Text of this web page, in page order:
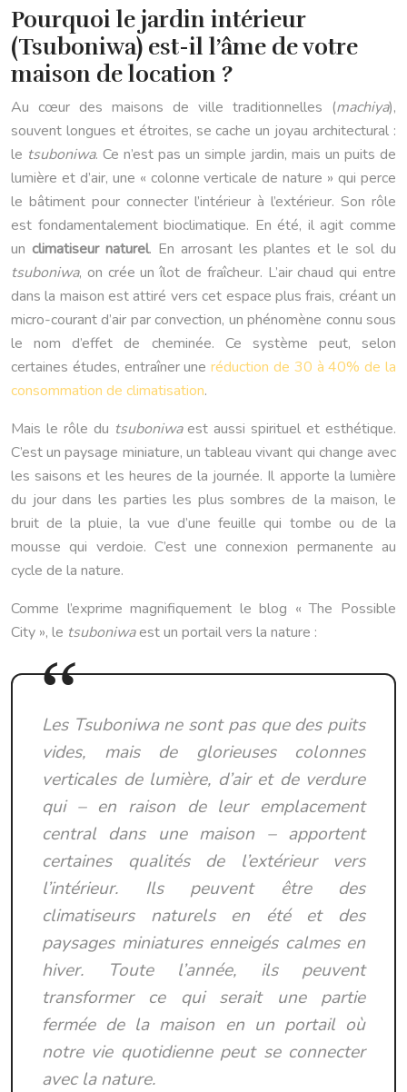
Pourquoi le jardin intérieur
(Tsuboniwa) est-il l’âme de votre
maison de location ?
Au cœur des maisons de ville traditionnelles (machiya),
souvent longues et étroites, se cache un joyau architectural :
le tsuboniwa. Ce n’est pas un simple jardin, mais un puits de
lumière et d’air, une « colonne verticale de nature » qui perce
le bâtiment pour connecter l’intérieur à l’extérieur. Son rôle
est fondamentalement bioclimatique. En été, il agit comme
un climatiseur naturel. En arrosant les plantes et le sol du
tsuboniwa, on crée un îlot de fraîcheur. L’air chaud qui entre
dans la maison est attiré vers cet espace plus frais, créant un
micro-courant d’air par convection, un phénomène connu sous
le nom d’effet de cheminée. Ce système peut, selon
certaines études, entraîner uneréduction de 30 à 40% de la
consommation de climatisation.
Mais le rôle du tsuboniwaest aussi spirituel et esthétique.
C’est un paysage miniature, un tableau vivant qui change avec
les saisons et les heures de la journée. Il apporte la lumière
du jour dans les parties les plus sombres de la maison, le
bruit de la pluie, la vue d’une feuille qui tombe ou de la
mousse qui verdoie. C’est une connexion permanente au
cycle de la nature.
Comme l’exprime magnifiquement le blog « The Possible
City », le tsuboniwaest un portail vers la nature :
Les Tsuboniwa ne sont pas que des puits
vides, mais de glorieuses colonnes
verticales de lumière, d’air et de verdure
qui – en raison de leur emplacement
central dans une maison – apportent
certaines qualités de l’extérieur vers
l’intérieur. Ils peuvent être des
climatiseurs naturels en été et des
paysages miniatures enneigés calmes en
hiver. Toute l’année, ils peuvent
transformer ce qui serait une partie
fermée de la maison en un portail où
notre vie quotidienne peut se connecter
avec la nature.